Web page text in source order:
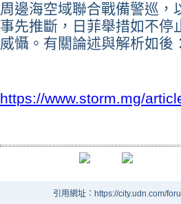
周邊海空域聯合戰備警巡，
事先推斷，日菲舉措如不停
威懾。有關論述與解析如後
https://www.storm.mg/
引用網址：https://city.udn.com/